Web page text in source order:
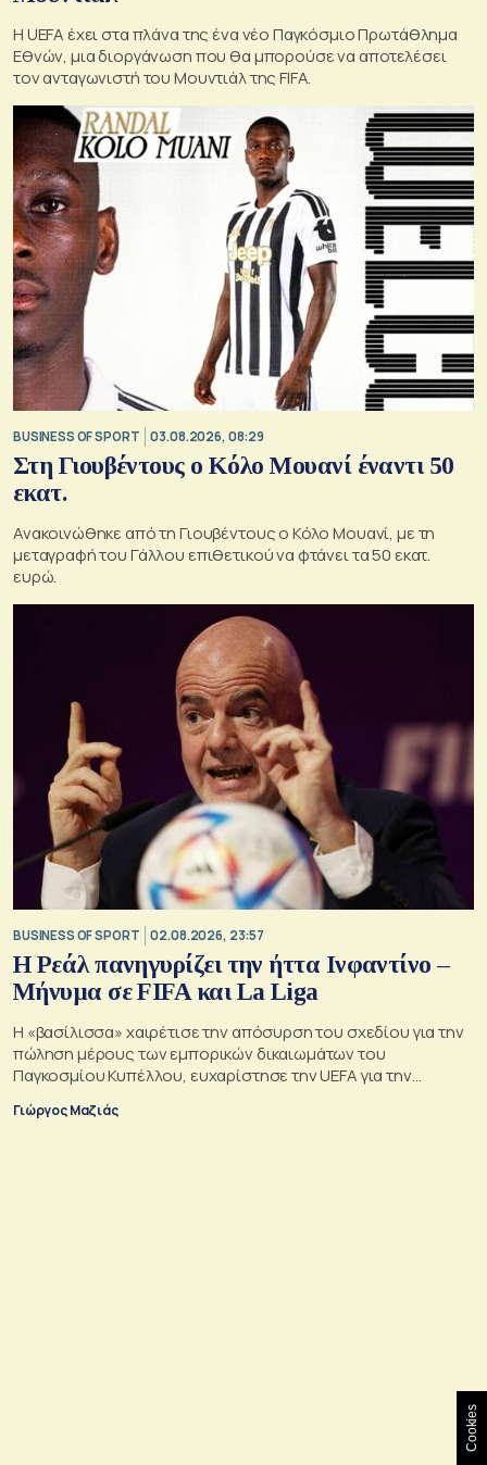
Η UEFA έχει στα πλάνα της ένα νέο Παγκόσμιο Πρωτάθλημα
Εθνών, μια διοργάνωση που θα μπορούσε να αποτελέσει
τον ανταγωνιστή του Μουντιάλ της FIFA.
BUSINESS OF SPORT 03.08.2026, 08:29
Στη Γιουβέντους ο Κόλο Μουανί έναντι 50
εκατ.
Ανακοινώθηκε από τη Γιουβέντους ο Κόλο Μουανί, με τη
μεταγραφή του Γάλλου επιθετικού να φτάνει τα 50 εκατ.
ευρώ.
BUSINESS OF SPORT 02.08.2026, 23:57
Η Ρεάλ πανηγυρίζει την ήττα Ινφαντίνο –
Μήνυμα σε FIFA και La Liga
Η «βασίλισσα» χαιρέτισε την απόσυρση του σχεδίου για την
πώληση μέρους των εμπορικών δικαιωμάτων του
Παγκοσμίου Κυπέλλου, ευχαρίστησε την UEFA για την
πολυετή σύγκρουση για τη συμφωνία της La Liga με το
Γιώργος Μαζιάς
Cookies